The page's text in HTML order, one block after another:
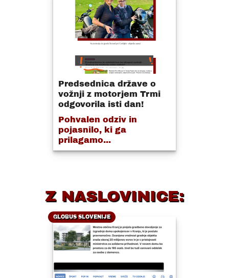
Predsednica države o
vožnji z motorjem Trmi
odgovorila isti dan!
Pohvalen odziv in
pojasnilo, ki ga
prilagamo...
Z NASLOVINICE:
GLOBUS SLOVENIJE